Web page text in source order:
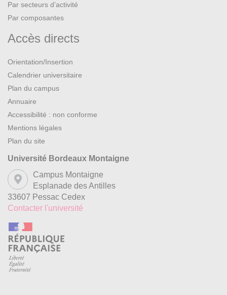
Par secteurs d’activité
Par composantes
Accès directs
Orientation/Insertion
Calendrier universitaire
Plan du campus
Annuaire
Accessibilité : non conforme
Mentions légales
Plan du site
Université Bordeaux Montaigne
Campus Montaigne
Esplanade des Antilles
33607 Pessac Cedex
Contacter l'université